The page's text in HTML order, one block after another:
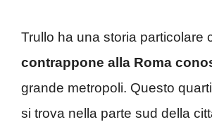
Trullo ha una storia particolare
contrappone alla Roma
grande metropoli. Questo
si trova nella parte sud della